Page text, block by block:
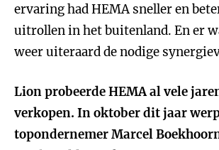
ervaring had HEMA sneller en
uitrollen in het buitenland. En er
weer uiteraard de nodige
Lion probeerde HEMA al vele
verkopen. In oktober dit jaar
topondernemer Marcel